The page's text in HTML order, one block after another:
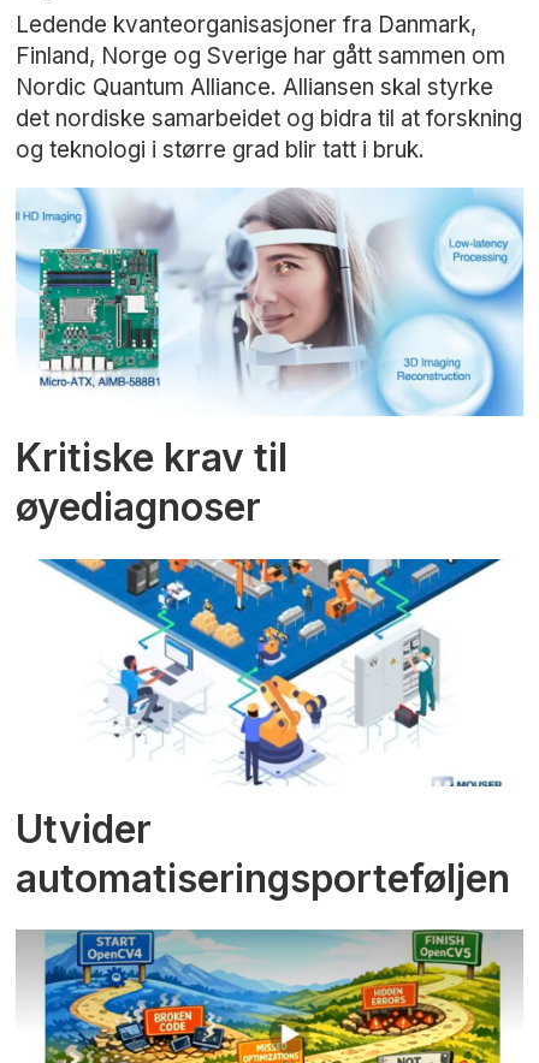
Ledende kvanteorganisasjoner fra Danmark,
Finland, Norge og Sverige har gått sammen om
Nordic Quantum Alliance. Alliansen skal styrke
det nordiske samarbeidet og bidra til at forskning
og teknologi i større grad blir tatt i bruk.
Kritiske krav til
øyediagnoser
Utvider
automatiseringsporteføljen